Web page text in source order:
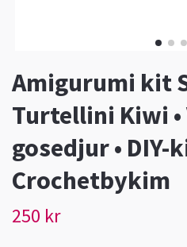
Amigurumi kit
Turtellini Kiwi
gosedjur • DIY-
Crochetbykim
250 kr